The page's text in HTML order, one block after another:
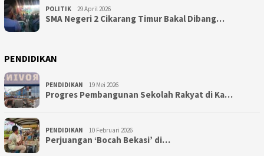
POLITIK 29 April 2026
SMA Negeri 2 Cikarang Timur Bakal Dibang…
PENDIDIKAN
PENDIDIKAN 19 Mei 2026
Progres Pembangunan Sekolah Rakyat di Ka…
PENDIDIKAN 10 Februari 2026
Perjuangan ‘Bocah Bekasi’ di…